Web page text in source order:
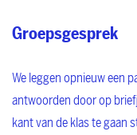
Groepsgesprek
We leggen opnieuw een
antwoorden door op
kant van de klas te gaan